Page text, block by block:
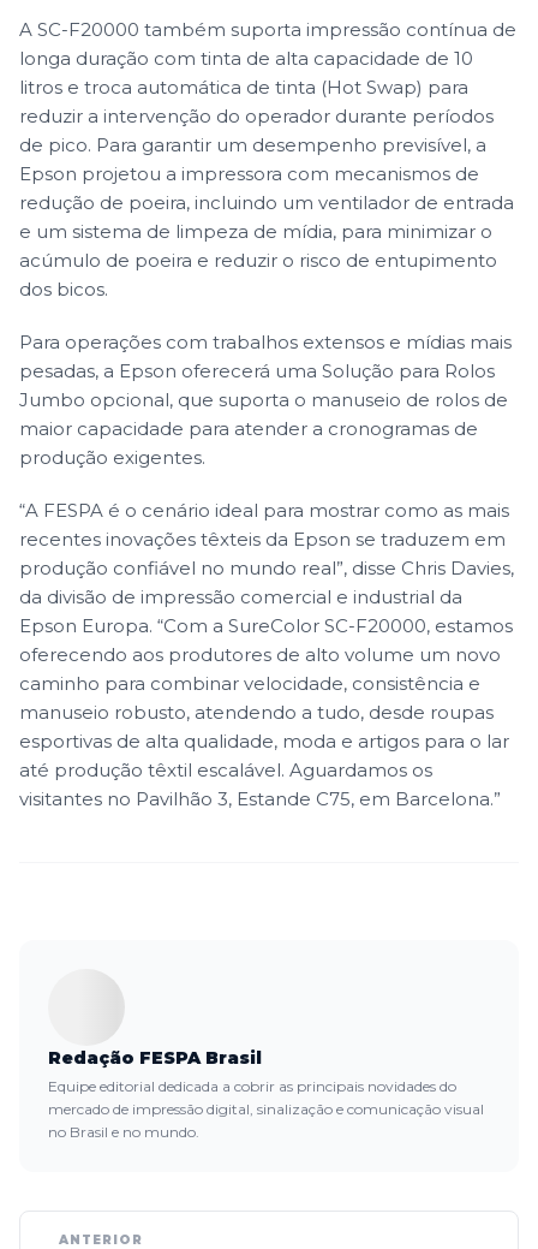
A SC-F20000 também suporta impressão contínua de
longa duração com tinta de alta capacidade de 10
litros e troca automática de tinta (Hot Swap) para
reduzir a intervenção do operador durante períodos
de pico. Para garantir um desempenho previsível, a
Epson projetou a impressora com mecanismos de
redução de poeira, incluindo um ventilador de entrada
e um sistema de limpeza de mídia, para minimizar o
acúmulo de poeira e reduzir o risco de entupimento
dos bicos.
Para operações com trabalhos extensos e mídias mais
pesadas, a Epson oferecerá uma Solução para Rolos
Jumbo opcional, que suporta o manuseio de rolos de
maior capacidade para atender a cronogramas de
produção exigentes.
“A FESPA é o cenário ideal para mostrar como as mais
recentes inovações têxteis da Epson se traduzem em
produção confiável no mundo real”, disse Chris Davies,
da divisão de impressão comercial e industrial da
Epson Europa. “Com a SureColor SC-F20000, estamos
oferecendo aos produtores de alto volume um novo
caminho para combinar velocidade, consistência e
manuseio robusto, atendendo a tudo, desde roupas
esportivas de alta qualidade, moda e artigos para o lar
até produção têxtil escalável. Aguardamos os
visitantes no Pavilhão 3, Estande C75, em Barcelona.”
Redação FESPA Brasil
Equipe editorial dedicada a cobrir as principais novidades do
mercado de impressão digital, sinalização e comunicação visual
no Brasil e no mundo.
ANTERIOR